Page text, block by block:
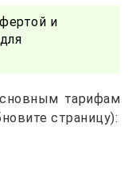
и
тарифам
страницу):